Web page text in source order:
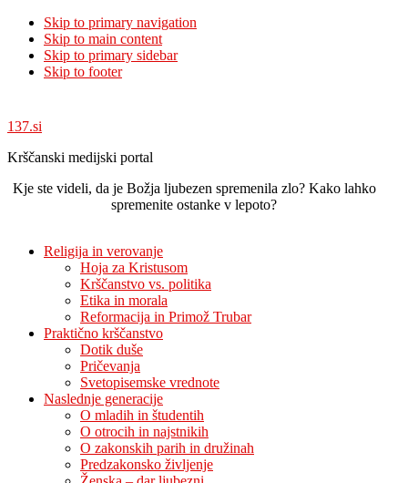
Skip to primary navigation
Skip to main content
Skip to primary sidebar
Skip to footer
137.si
Krščanski medijski portal
Kje ste videli, da je Božja ljubezen spremenila zlo? Kako lahko
spremenite ostanke v lepoto?
Religija in verovanje
Hoja za Kristusom
Krščanstvo vs. politika
Etika in morala
Reformacija in Primož Trubar
Praktično krščanstvo
Dotik duše
Pričevanja
Svetopisemske vrednote
Naslednje generacije
O mladih in študentih
O otrocih in najstnikih
O zakonskih parih in družinah
Predzakonsko življenje